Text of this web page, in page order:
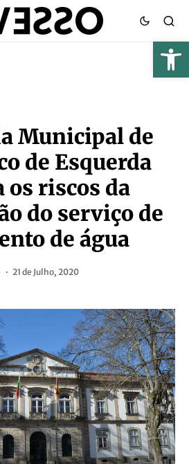
Municipal de
de Esquerda
os riscos da
do serviço de
de água
21 de Julho, 2020